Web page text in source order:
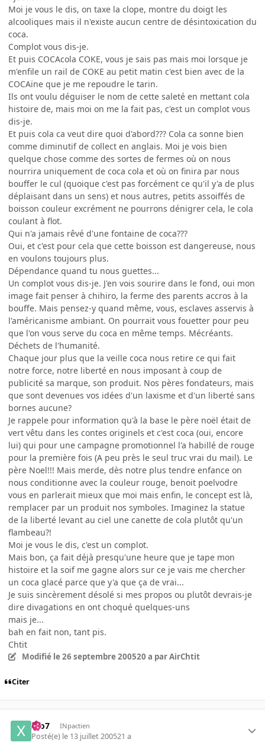
Moi je vous le dis, on taxe la clope, montre du doigt les
alcooliques mais il n'existe aucun centre de désintoxication du
coca.
Complot vous dis-je.
Et puis COCAcola COKE, vous je sais pas mais moi lorsque je
m'enfile un rail de COKE au petit matin c'est bien avec de la
COCAïne que je me repoudre le tarin.
Ils ont voulu déguiser le nom de cette saleté en mettant cola
histoire de, mais moi on me la fait pas, c'est un complot vous
dis-je.
Et puis cola ca veut dire quoi d'abord??? Cola ca sonne bien
comme diminutif de collect en anglais. Moi je vois bien
quelque chose comme des sortes de fermes où on nous
nourrira uniquement de coca cola et où on finira par nous
bouffer le cul (quoique c'est pas forcément ce qu'il y'a de plus
déplaisant dans un sens) et nous autres, petits assoiffés de
boisson couleur excrément ne pourrons dénigrer cela, le cola
coulant à flot.
Qui n'a jamais rêvé d'une fontaine de coca???
Oui, et c'est pour cela que cette boisson est dangereuse, nous
en voulons toujours plus.
Dépendance quand tu nous guettes...
Un complot vous dis-je. J'en vois sourire dans le fond, oui mon
image fait penser à chihiro, la ferme des parents accros à la
bouffe. Mais pensez-y quand même, vous, esclaves asservis à
l'américanisme ambiant. On pourrait vous fouetter pour peu
que l'on vous serve du coca en même temps. Mécréants.
Déchets de l'humanité.
Chaque jour plus que la veille coca nous retire ce qui fait
notre force, notre liberté en nous imposant à coup de
publicité sa marque, son produit. Nos pères fondateurs, mais
que sont devenues vos idées d'un laxisme et d'un liberté sans
bornes aucune?
Je rappele pour information qu'à la base le père noël était de
vert vêtu dans les contes originels et c'est coca (oui, encore
lui) qui pour une campagne promotionnel l'a habillé de rouge
pour la première fois (A peu près le seul truc vrai du mail). Le
père Noel!!! Mais merde, dès notre plus tendre enfance on
nous conditionne avec la couleur rouge, benoit poelvodre
vous en parlerait mieux que moi mais enfin, le concept est là,
remplacer par un produit nos symboles. Imaginez la statue
de la liberté levant au ciel une canette de cola plutôt qu'un
flambeau?!
Moi je vous le dis, c'est un complot.
Mais bon, ça fait déjà presqu'une heure que je tape mon
histoire et la soif me gagne alors sur ce je vais me chercher
un coca glacé parce que y'a que ça de vrai...
Je suis sincèrement désolé si mes propos ou plutôt devrais-je
dire divagations en ont choqué quelques-uns
mais je...
bah en fait non, tant pis.
Chtit
Modifié le 26 septembre 200520 a par AirChtit
Citer
xto7 INpactien
Posté(e) le 13 juillet 200521 a